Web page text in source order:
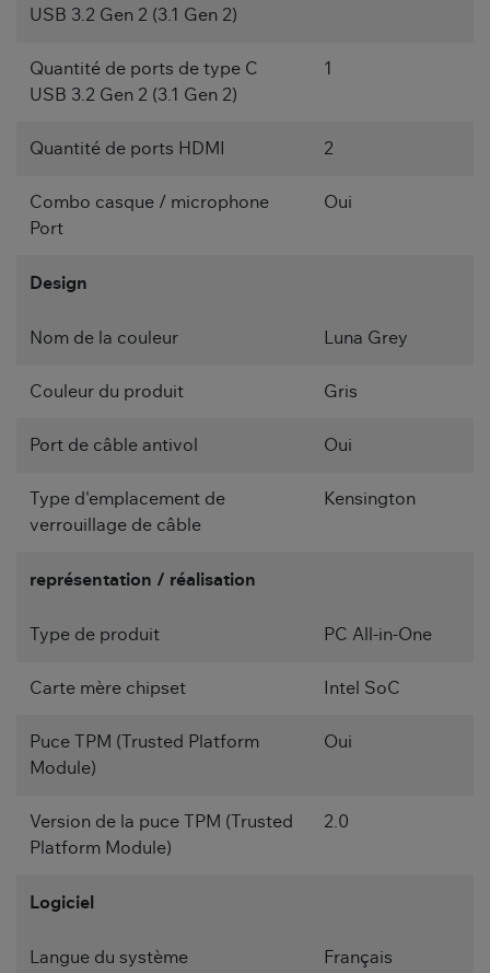
USB 3.2 Gen 2 (3.1 Gen 2)
Quantité de ports de type C
USB 3.2 Gen 2 (3.1 Gen 2)
1
Quantité de ports HDMI 2
Combo casque / microphone
Port
Oui
Design
Nom de la couleur Luna Grey
Couleur du produit Gris
Port de câble antivol Oui
Type d'emplacement de
verrouillage de câble
Kensington
représentation / réalisation
Type de produit PC All-in-One
Carte mère chipset Intel SoC
Puce TPM (Trusted Platform
Module)
Oui
Version de la puce TPM (Trusted
Platform Module)
2.0
Logiciel
Langue du système
Français